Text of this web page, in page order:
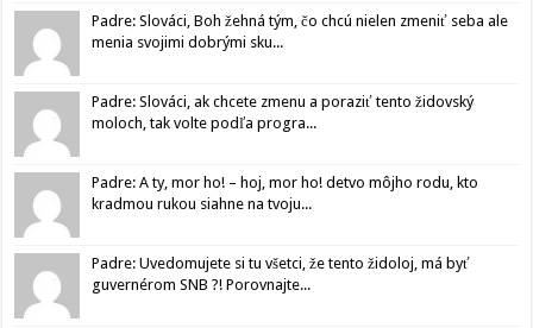
Padre: Slováci, Boh žehná tým, čo chcú nielen zmeniť seba ale
menia svojimi dobrými sku...
Padre: Slováci, ak chcete zmenu a poraziť tento židovský
moloch, tak volte podľa progra...
Padre: A ty, mor ho! – hoj, mor ho! detvo môjho rodu, kto
kradmou rukou siahne na tvoju...
Padre: Uvedomujete si tu všetci, že tento židoloj, má byť
guvernérom SNB ?! Porovnajte...